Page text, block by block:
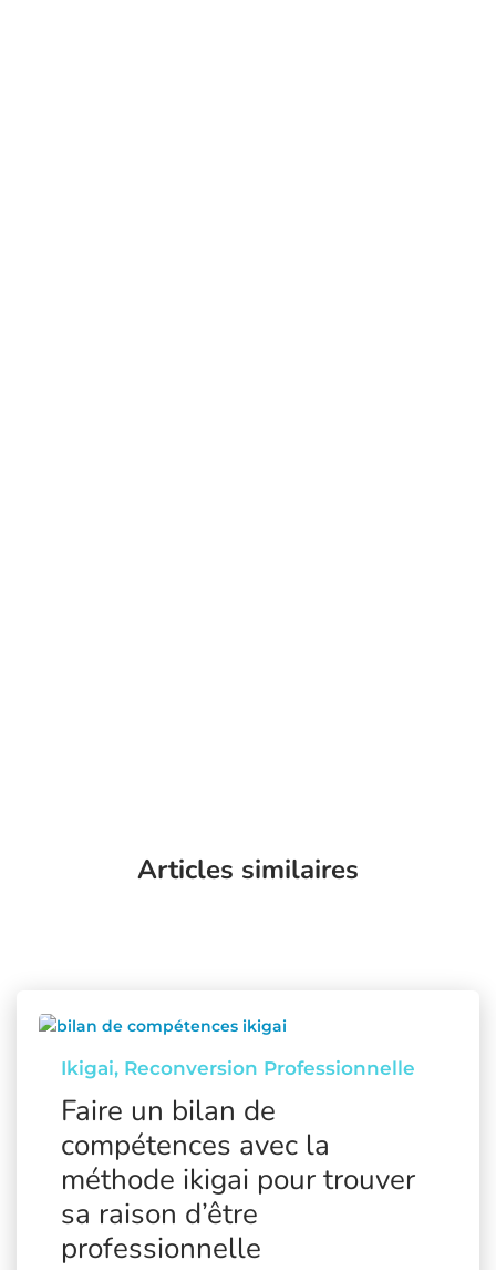
Articles similaires
Ikigai Reconversion Professionnelle
Faire un bilan de
compétences avec la
méthode ikigai pour trouver
sa raison d’être
professionnelle